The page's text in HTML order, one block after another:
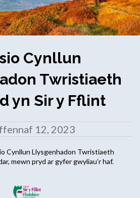
Cynllun
Twristiaeth
yn Sir y Fflint
12, 2023
Cynllun Llysgenhadon Twristiaeth
mewn pryd ar gyfer gwyliau’r haf.